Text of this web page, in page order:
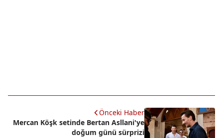
Önceki Haber
Mercan Köşk setinde Bertan Asllani'ye
doğum günü sürprizi